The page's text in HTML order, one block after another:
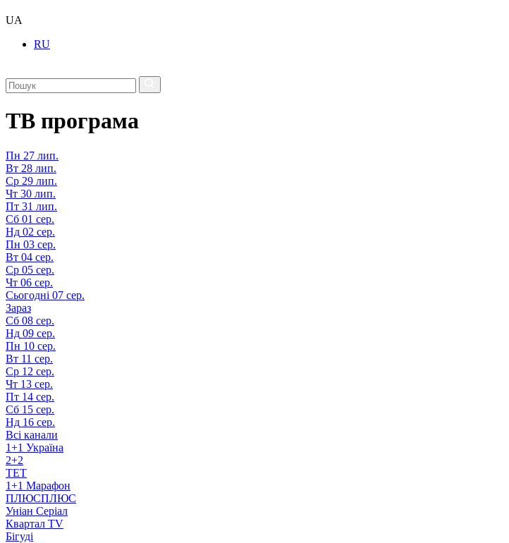
UA
RU
ТВ програма
Пн 27 лип.
Вт 28 лип.
Ср 29 лип.
Чт 30 лип.
Пт 31 лип.
Сб 01 сер.
Нд 02 сер.
Пн 03 сер.
Вт 04 сер.
Ср 05 сер.
Чт 06 сер.
Сьогодні 07 сер.
Зараз
Сб 08 сер.
Нд 09 сер.
Пн 10 сер.
Вт 11 сер.
Ср 12 сер.
Чт 13 сер.
Пт 14 сер.
Сб 15 сер.
Нд 16 сер.
Всі канали
1+1 Україна
2+2
TET
1+1 Марафон
ПЛЮСПЛЮС
Уніан Серіал
Квартал TV
Бігуді